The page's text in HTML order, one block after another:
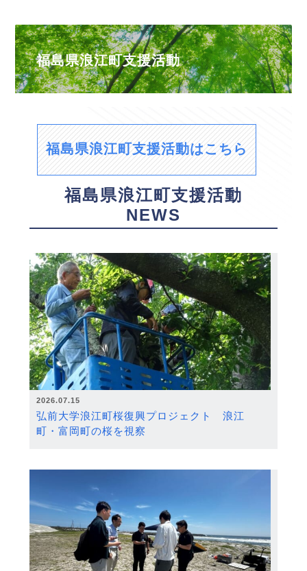
福島県浪江町支援活動
福島県浪江町支援活動はこちら
福島県浪江町支援活動
NEWS
2026.07.15
弘前大学浪江町桜復興プロジェクト 浪江
町・富岡町の桜を視察